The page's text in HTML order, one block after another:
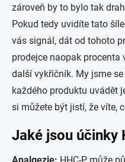
zároveň by to bylo tak
Pokud tedy uvidíte tato
vás signál, dát od tohoto
prodejce naopak procenta
další vykřičník. My jsme
každého produktu uvádět
si můžete být jistí, že víte,
Jaké jsou účinky